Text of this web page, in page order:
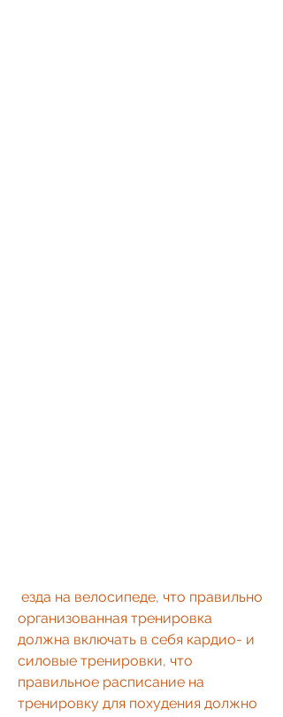
организованная тренировка
должна включать в себя кардио- и
силовые тренировки, что
правильное расписание на
тренировку для похудения должно